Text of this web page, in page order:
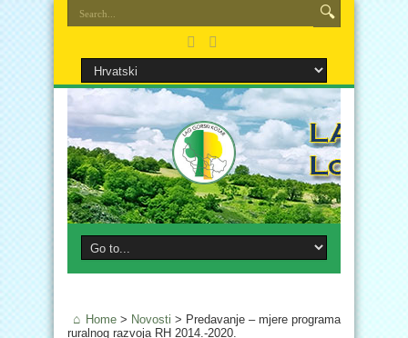
Home > Novosti > Predavanje – mjere programa
ruralnog razvoja RH 2014.-2020.